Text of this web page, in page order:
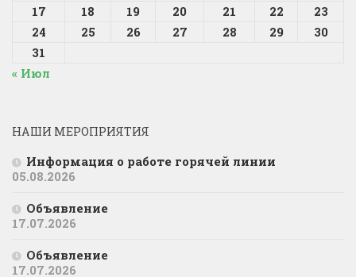
17
18 19 20 21 22
23
24
25 26 27 28 29
30
31
« Июл
НАШИ МЕРОПРИЯТИЯ
Информация о работе горячей линии
05.08.2026
Объявление
17.07.2026
Объявление
17.07.2026